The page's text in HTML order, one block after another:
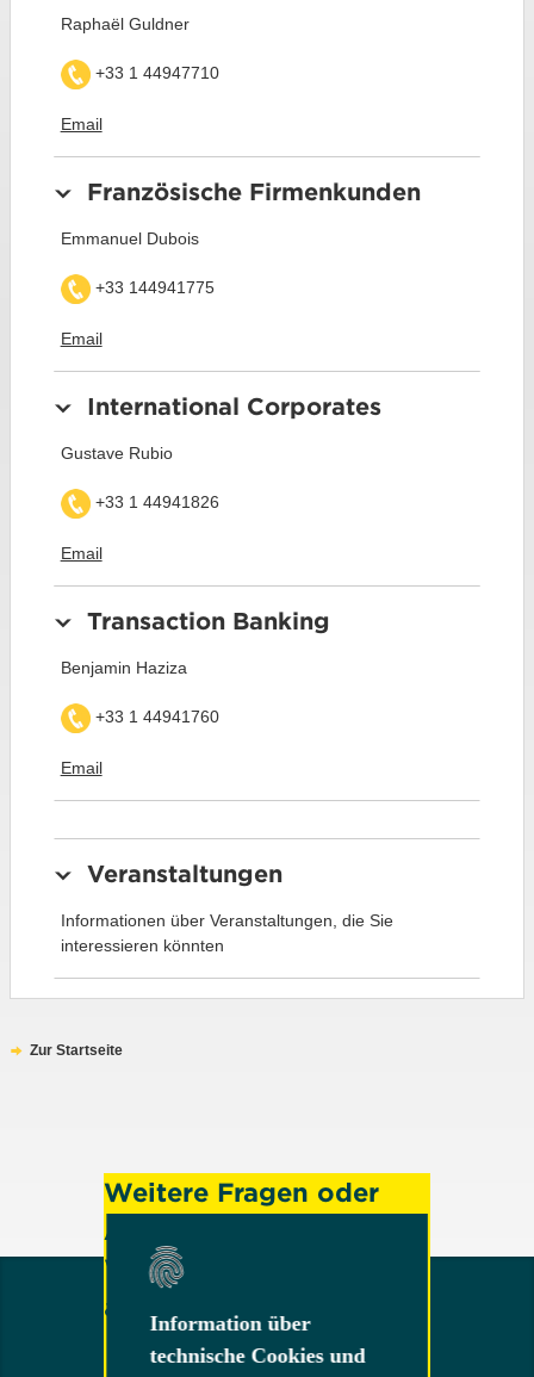
Raphaël Guldner
+33 1 44947710
Email
Französische Firmenkunden
Emmanuel Dubois
+33 144941775
Email
International Corporates
Gustave Rubio
+33 1 44941826
Email
Transaction Banking
Benjamin Haziza
+33 1 44941760
Email
Veranstaltungen
Informationen über Veranstaltungen, die Sie
interessieren könnten
Zur Startseite
Weitere Fragen oder
Anregungen?
Wenden Sie sich gerne
an uns!
Information über
technische Cookies und
Information über
technische Cookies und